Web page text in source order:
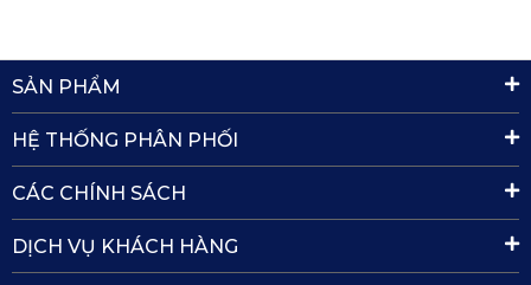
2.1. Giữ khoang nội thất Skoda Kodiaq Style
luôn sạch sẽ
Thảm 360 của KATA giúp ngăn cản sự xâm nhập của nước,
SẢN PHẨM
HỆ THỐNG PHÂN PHỐI
CÁC CHÍNH SÁCH
DỊCH VỤ KHÁCH HÀNG